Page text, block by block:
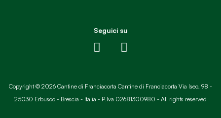
Seguici su
Copyright © 2026 Cantine di Franciacorta Cantine di Franciacorta Via Iseo, 98 -
25030 Erbusco - Brescia - Italia - P.Iva 02681300980 - All rights reserved